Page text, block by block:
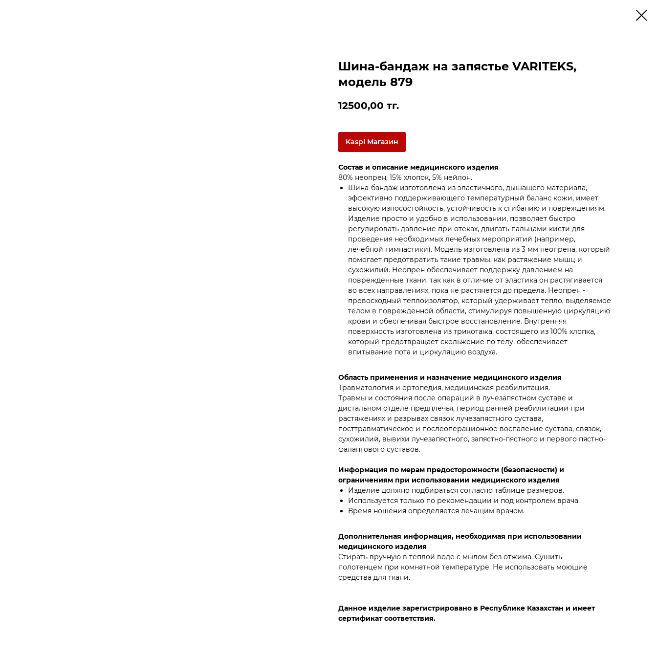
Шина-бандаж на запястье VARITEKS,
модель 879
12500,00 тг.
Kaspi Магазин
Состав и описание медицинского изделия
80% неопрен, 15% хлопок, 5% нейлон.
Шина-бандаж изготовлена из эластичного, дышащего материала,
эффективно поддерживающего температурный баланс кожи, имеет
высокую износостойкость, устойчивость к сгибанию и повреждениям.
Изделие просто и удобно в использовании, позволяет быстро
регулировать давление при отеках, двигать пальцами кисти для
проведения необходимых лечебных мероприятий (например,
лечебной гимнастики). Модель изготовлена из 3 мм неопрена, который
помогает предотвратить такие травмы, как растяжение мышц и
сухожилий. Неопрен обеспечивает поддержку давлением на
поврежденные ткани, так как в отличие от эластика он растягивается
во всех направлениях, пока не растянется до предела. Неопрен -
превосходный теплоизолятор, который удерживает тепло, выделяемое
телом в поврежденной области, стимулируя повышенную циркуляцию
крови и обеспечивая быстрое восстановление. Внутренняя
поверхность изготовлена из трикотажа, состоящего из 100% хлопка,
который предотвращает скольжение по телу, обеспечивает
впитывание пота и циркуляцию воздуха.
Область применения и назначение медицинского изделия
Травматология и ортопедия, медицинская реабилитация.
Травмы и состояния после операций в лучезапястном суставе и
дистальном отделе предплечья, период ранней реабилитации при
растяжениях и разрывах связок лучезапястного сустава,
посттравматическое и послеоперационное воспаление сустава, связок,
сухожилий, вывихи лучезапястного, запястно-пястного и первого пястно-
фалангового суставов.
Информация по мерам предосторожности (безопасности) и
ограничениям при использовании медицинского изделия
Изделие должно подбираться согласно таблице размеров.
Используется только по рекомендации и под контролем врача.
Время ношения определяется лечащим врачом.
Дополнительная информация, необходимая при использовании
медицинского изделия
Стирать вручную в теплой воде с мылом без отжима. Сушить
полотенцем при комнатной температуре. Не использовать моющие
средства для ткани.
Данное изделие зарегистрировано в Республике Казахстан и имеет
сертификат соответствия.